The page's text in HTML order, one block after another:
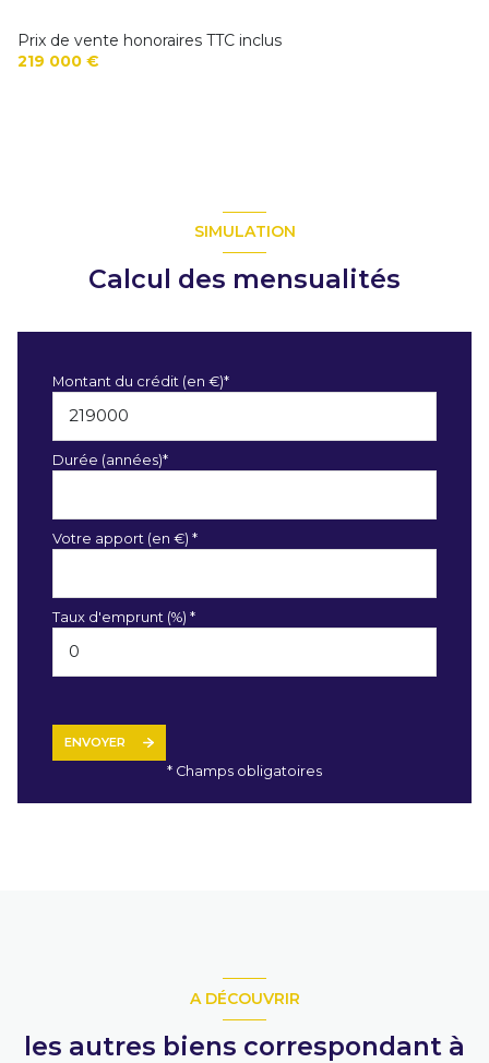
Prix de vente honoraires TTC inclus
219 000 €
SIMULATION
Calcul des mensualités
Montant du crédit (en €)*
Durée (années)*
Votre apport (en €) *
Taux d'emprunt (%) *
ENVOYER
* Champs obligatoires
A DÉCOUVRIR
les autres biens correspondant à